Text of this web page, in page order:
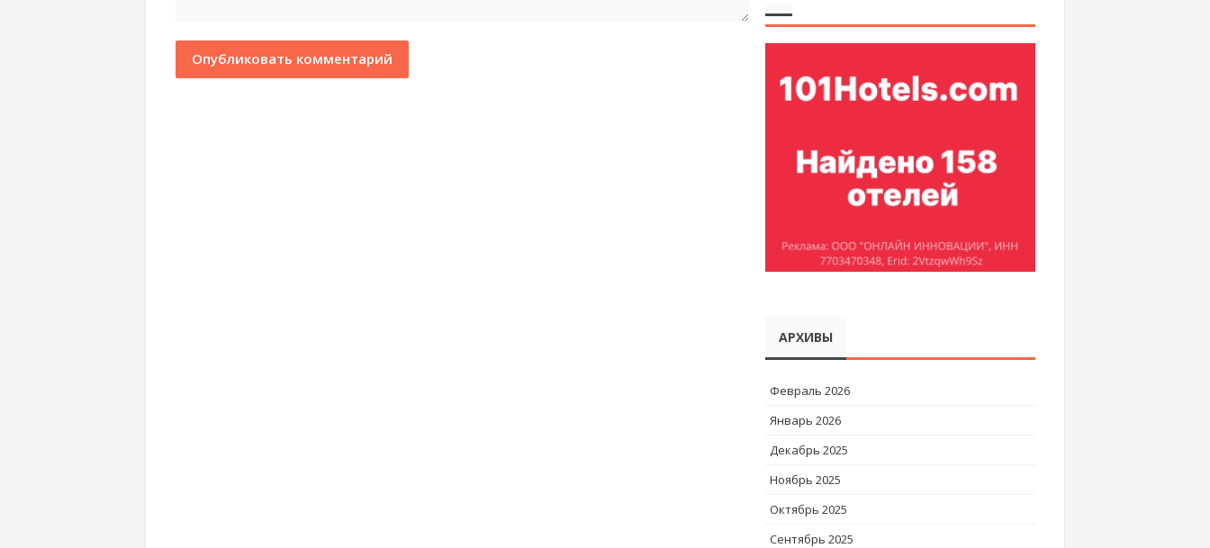
АРХИВЫ
Февраль 2026
Январь 2026
Декабрь 2025
Ноябрь 2025
Октябрь 2025
Сентябрь 2025